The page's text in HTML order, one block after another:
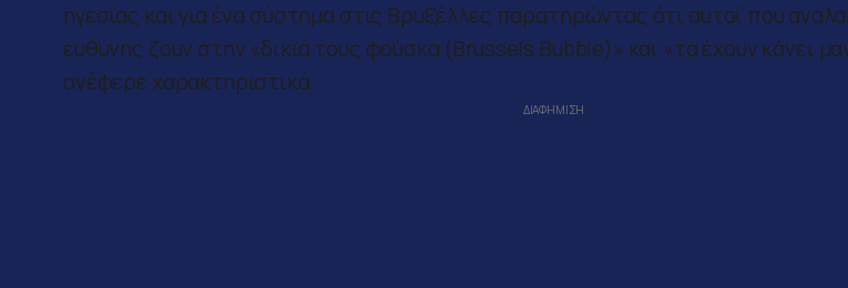
ηγεσίας και για ένα σύστημα στις Βρυξέλλες παρατηρώντας ότι αυτοί που
ευθύνης ζουν στην «δικιά τους φούσκα (Brussels Bubble)» και «τα έχουν κάνει
ανέφερε χαρακτηριστικά.